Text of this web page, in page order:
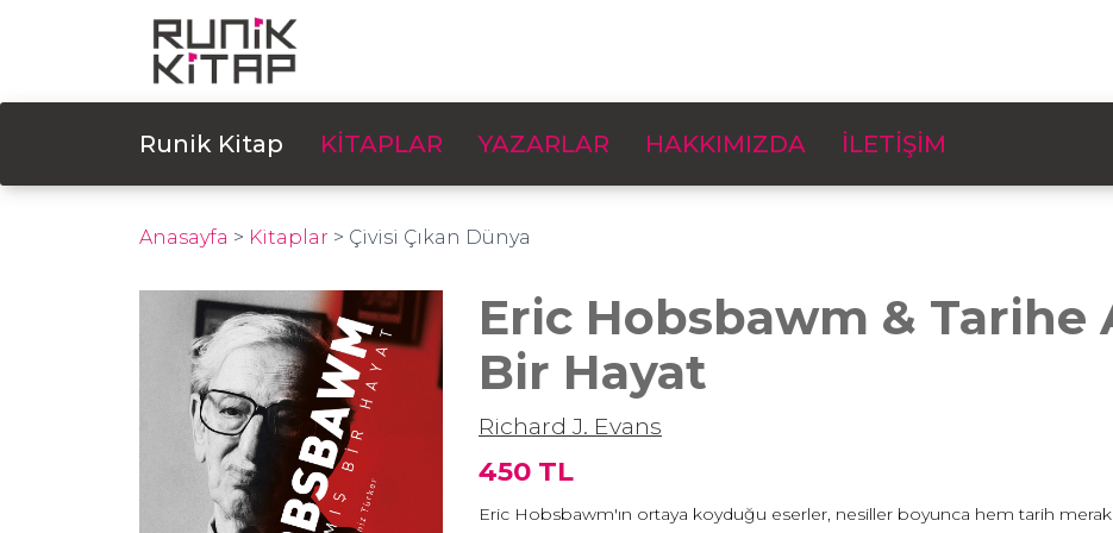
Runik Kitap KİTAPLAR YAZARLAR HAKKIMIZDA İLETİŞİM
Anasayfa > Kitaplar > Çivisi Çıkan Dünya
Eric Hobsbawm & Tarihe
Bir Hayat
Richard J. Evans
450 TL
Eric Hobsbawm'ın ortaya koyduğu eserler, nesiller boyunca hem tarih